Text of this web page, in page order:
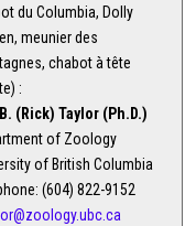
du Columbia, Dolly
meunier des
chabot à tête
:
(Rick) Taylor (Ph.D.)
of Zoology
of British Columbia
(604) 822-9152